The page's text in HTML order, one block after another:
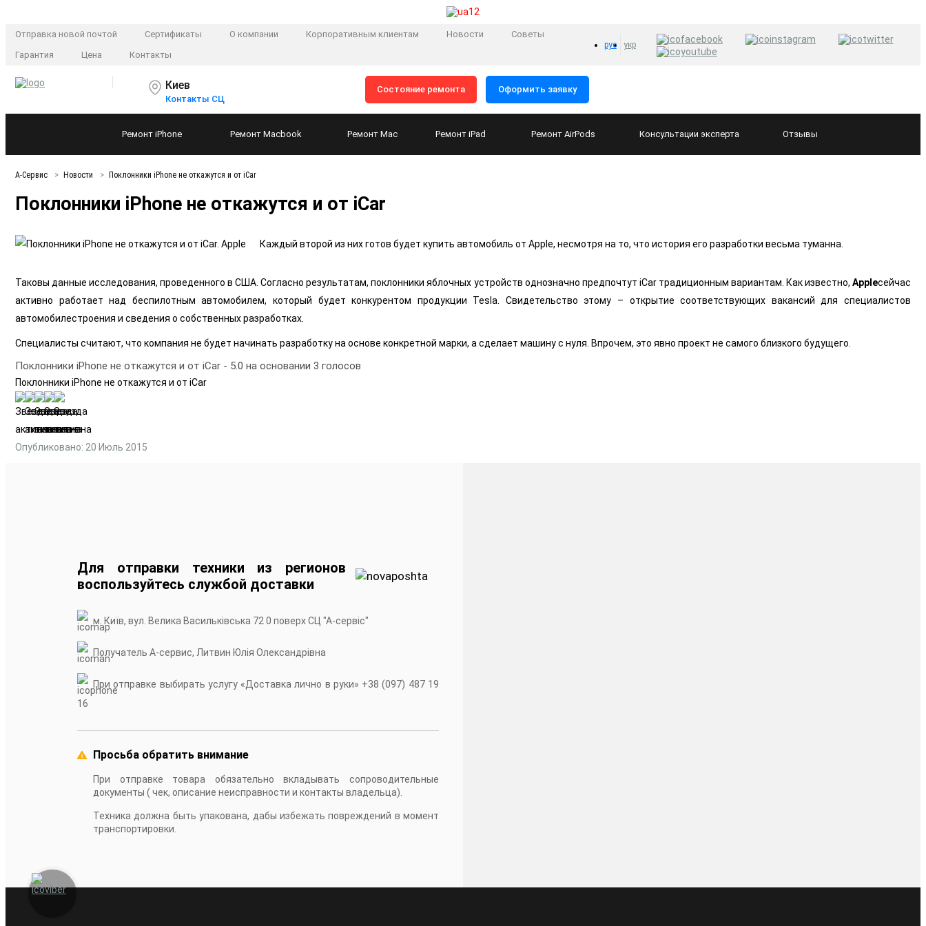
Отправка новой почтой Сертификаты О компании Корпоративным клиентам Новости
Советы
Гарантия
Цена Контакты
рус укр
Киев
Контакты СЦ
Состояние ремонта Оформить заявку
Ремонт iPhone Ремонт Macbook Ремонт Mac Ремонт iPad Ремонт AirPods Консультации эксперта Отзывы
А-Сервис Новости Поклонники iPhone не откажутся и от iCar
Поклонники iPhone не откажутся и от iCar
Каждый второй из них готов будет купить автомобиль от Apple, несмотря на то, что история его разработки весьма туманна.
Таковы данные исследования, проведенного в США. Согласно результатам, поклонники яблочных устройств однозначно предпочтут iCar традиционным вариантам. Как известно, Appleсейчас
активно работает над беспилотным автомобилем, который будет конкурентом продукции Tesla. Свидетельство этому – открытие соответствующих вакансий для специалистов
автомобилестроения и сведения о собственных разработках.
Специалисты считают, что компания не будет начинать разработку на основе конкретной марки, а сделает машину с нуля. Впрочем, это явно проект не самого близкого будущего.
Поклонники iPhone не откажутся и от iCar - 5.0 на основании 3 голосов
Поклонники iPhone не откажутся и от iCar
Опубликовано: 20 Июль 2015
Для отправки техники из регионов
воспользуйтесь службой доставки
м. Київ, вул. Велика Васильківська 72 0 поверх СЦ "А-сервiс"
Получатель А-сервис, Литвин Юлія Олександрівна
При отправке выбирать услугу «Доставка лично в руки» +38 (097) 487 19
16
Просьба обратить внимание
При отправке товара обязательно вкладывать сопроводительные
документы ( чек, описание неисправности и контакты владельца).
Техника должна быть упакована, дабы избежать повреждений в момент
транспортировки.